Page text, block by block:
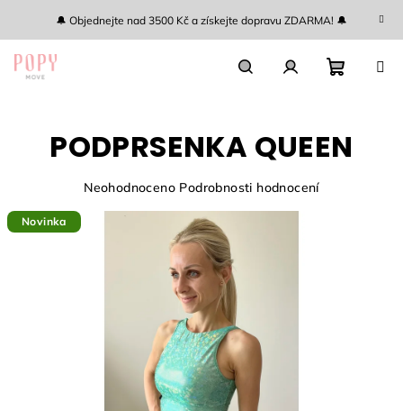
obsah
🔔 Objednejte nad 3500 Kč a získejte dopravu ZDARMA! 🔔
košík
PODPRSENKA QUEEN
Průměrné
Neohodnoceno Podrobnosti hodnocení
Novinka